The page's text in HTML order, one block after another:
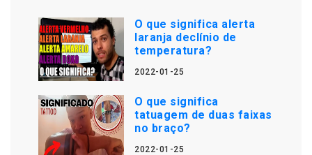
O que significa alerta
laranja declínio de
temperatura?
2022-01-25
O que significa
tatuagem de duas faixas
no braço?
2022-01-25